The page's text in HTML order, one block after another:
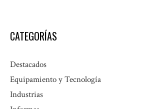
CATEGORÍAS
Destacados
Equipamiento y Tecnología
Industrias